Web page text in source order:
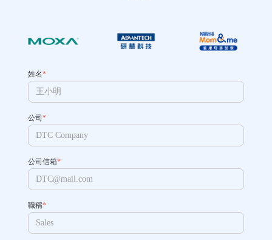
姓名*
公司 *
公司信箱*
職稱*